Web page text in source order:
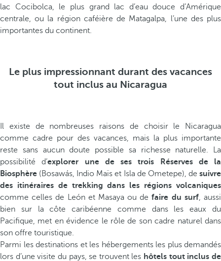
lac Cocibolca, le plus grand lac d’eau douce d’Amérique
centrale, ou la région caféière de Matagalpa, l’une des plus
importantes du continent.
Le plus impressionnant durant des vacances
tout inclus au Nicaragua
Il existe de nombreuses raisons de choisir le Nicaragua
comme cadre pour des vacances, mais la plus importante
reste sans aucun doute possible sa richesse naturelle. La
possibilité d’explorer une de ses trois Réserves de la
Biosphère (Bosawás, Indio Maïs et Isla de Ometepe), de suivre
des itinéraires de trekking dans les régions volcaniques
comme celles de León et Masaya ou defaire du surf, aussi
bien sur la côte caribéenne comme dans les eaux du
Pacifique, met en évidence le rôle de son cadre naturel dans
son offre touristique.
Parmi les destinations et les hébergements les plus demandés
lors d’une visite du pays, se trouvent les hôtels tout inclus de